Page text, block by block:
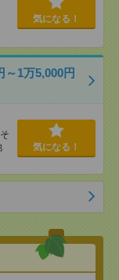
気になる！
1万5,000円
気になる！